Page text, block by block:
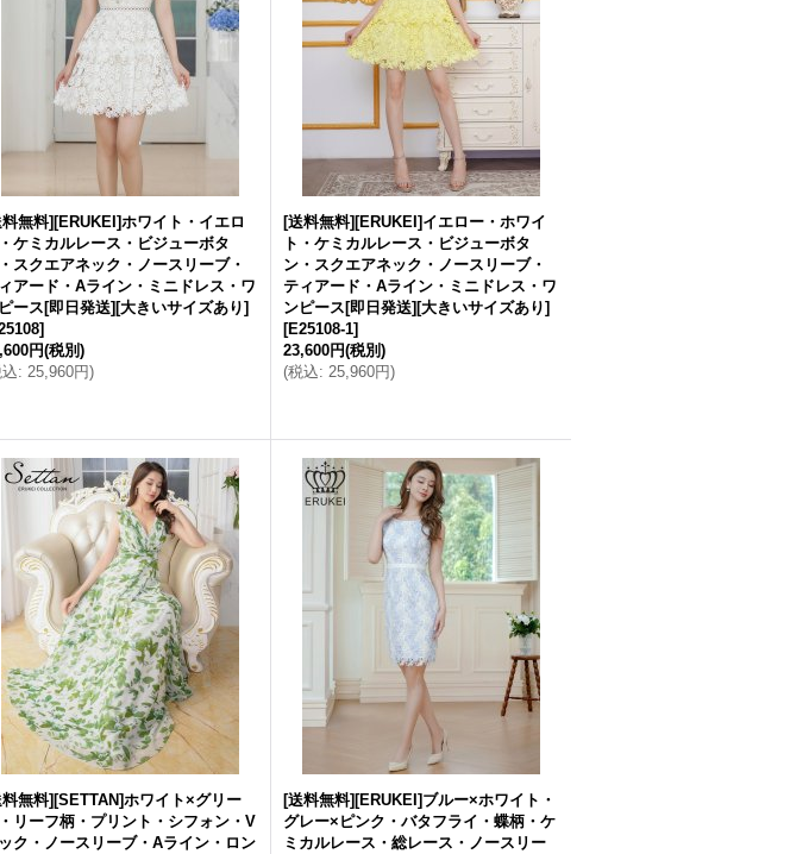
料無料][ERUKEI]ホワイト・イエロ
ケミカルレース・ビジューボタ
スクエアネック・ノースリーブ・
アード・Aライン・ミニドレス・ワ
ース[即日発送][大きいサイズあり]
]
円(税別)
: 25,960円)
[送料無料][ERUKEI]イエロー・ホワイ
ト・ケミカルレース・ビジューボタ
ン・スクエアネック・ノースリーブ・
ティアード・Aライン・ミニドレス・ワ
ンピース[即日発送][大きいサイズあり]
[E25108-1]
23,600円(税別)
(税込: 25,960円)
料無料][SETTAN]ホワイト×グリー
リーフ柄・プリント・シフォン・V
ク・ノースリーブ・Aライン・ロン
[送料無料][ERUKEI]ブルー×ホワイト・
グレー×ピンク・バタフライ・蝶柄・ケ
ミカルレース・総レース・ノースリー